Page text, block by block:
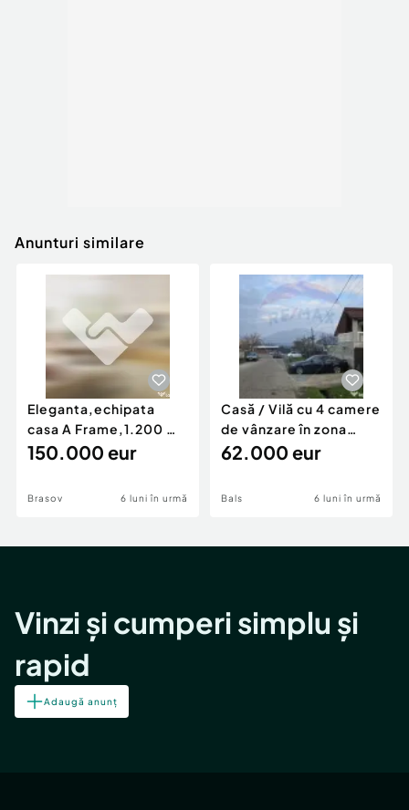
Anunturi similare
Eleganta,echipata
casa A Frame,1.200 mp
teren,deschidere Pia
150.000 eur
Brasov 6 luni în urmă
Casă / Vilă cu 4 camere
de vânzare în zona
Periferie
62.000 eur
Bals 6 luni în urmă
Vinzi și cumperi simplu și
rapid
Adaugă anunț